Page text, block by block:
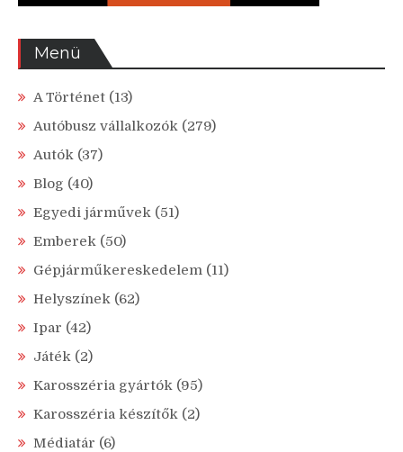
Menü
A Történet (13)
Autóbusz vállalkozók (279)
Autók (37)
Blog (40)
Egyedi járművek (51)
Emberek (50)
Gépjárműkereskedelem (11)
Helyszínek (62)
Ipar (42)
Játék (2)
Karosszéria gyártók (95)
Karosszéria készítők (2)
Médiatár (6)